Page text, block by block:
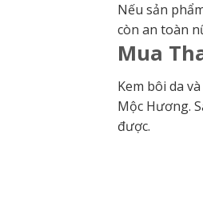
Nếu sản
còn an toàn
Mua
Kem bôi da
Mộc Hương.
được.